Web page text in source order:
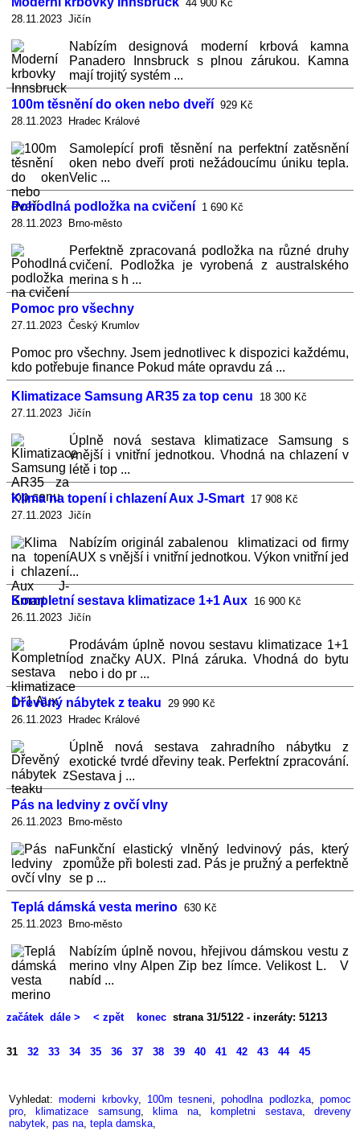
44 900 Kč
28.11.2023 Jičín
Nabízím designová moderní krbová kamna
Panadero Innsbruck s plnou zárukou. Kamna
mají trojitý systém ...
100m těsnění do oken nebo dveří 929 Kč
28.11.2023 Hradec Králové
Samolepící profi těsnění na perfektní zatěsnění
oken nebo dveří proti nežádoucímu úniku tepla.
Velic ...
Pohodlná podložka na cvičení 1 690 Kč
28.11.2023 Brno-město
Perfektně zpracovaná podložka na různé druhy
cvičení. Podložka je vyrobená z australského
merina s h ...
Pomoc pro všechny
27.11.2023 Český Krumlov
Pomoc pro všechny. Jsem jednotlivec k dispozici každému,
kdo potřebuje finance Pokud máte opravdu zá ...
Klimatizace Samsung AR35 za top cenu
18 300 Kč
27.11.2023 Jičín
Úplně nová sestava klimatizace Samsung s
vnější i vnitřní jednotkou. Vhodná na chlazení v
létě i top ...
Klima na topení i chlazení Aux J-Smart 17 908 Kč
27.11.2023 Jičín
Nabízím originál zabalenou klimatizaci od firmy
AUX s vnější i vnitřní jednotkou. Výkon vnitřní jed
...
Kompletní sestava klimatizace 1+1 Aux 16 900 Kč
26.11.2023 Jičín
Prodávám úplně novou sestavu klimatizace 1+1
od značky AUX. Plná záruka. Vhodná do bytu
nebo i do pr ...
Dřevěný nábytek z teaku 29 990 Kč
26.11.2023 Hradec Králové
Úplně nová sestava zahradního nábytku z
exotické tvrdé dřeviny teak. Perfektní zpracování.
Sestava j ...
Pás na ledviny z ovčí vlny
26.11.2023 Brno-město
Funkční elastický vlněný ledvinový pás, který
pomůže při bolesti zad. Pás je pružný a perfektně
se p ...
Teplá dámská vesta merino 630 Kč
25.11.2023 Brno-město
Nabízím úplně novou, hřejivou dámskou vestu z
merino vlny Alpen Zip bez límce. Velikost L. V
nabíd ...
začátek dále > < zpět konec strana 31/5122 - inzeráty: 51213
31 32 33 34 35 36 37 38 39 40 41 42 43 44 45
Vyhledat:moderni krbovky, 100m tesneni,pohodlna podlozka,pomoc
pro, klimatizace samsung, klima na, kompletni sestava,dreveny
nabytek, pas na, tepla damska,